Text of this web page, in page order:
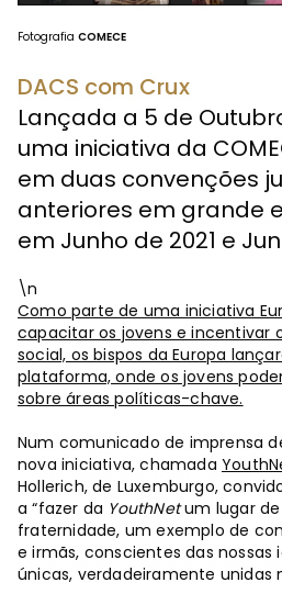
Fotografia COMECE
DACS com Crux
Lançada a 5 de
uma iniciativa da
em duas convenções
anteriores em grande
em Junho de 2021 e
\n
Como parte de uma iniciativa
capacitar os jovens e incentivar
social, os bispos da Europa
plataforma, onde os jovens
sobre áreas políticas-chave.
Num comunicado de imprensa
nova iniciativa, chamada
Hollerich, de Luxemburgo,
a “fazer da YouthNetum lugar de
fraternidade, um exemplo de
e irmãs, conscientes das nossas
únicas, verdadeiramente unidas